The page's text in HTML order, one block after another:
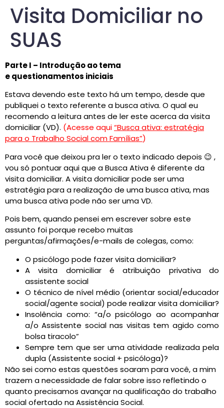
Visita Domiciliar no
SUAS
Parte I – Introdução ao tema
e questionamentos iniciais
Estava devendo este texto há um tempo, desde que
publiquei o texto referente a busca ativa. O qual eu
recomendo a leitura antes de ler este acerca da visita
domiciliar (VD). (Acesse aqui“Busca ativa: estratégia
para o Trabalho Social com Famílias”)
Para você que deixou pra ler o texto indicado depois 😉 ,
vou só pontuar aqui que a Busca Ativa é diferente da
visita domiciliar. A visita domiciliar pode ser uma
estratégia para a realização de uma busca ativa, mas
uma busca ativa pode não ser uma VD.
Pois bem, quando pensei em escrever sobre este
assunto foi porque recebo muitas
perguntas/afirmações/e-mails de colegas, como:
O psicólogo pode fazer visita domiciliar?
A visita domiciliar é atribuição privativa do
assistente social
O técnico de nível médio (orientar social/educador
social/agente social) pode realizar visita domiciliar?
Insolência como: “a/o psicólogo ao acompanhar
a/o Assistente social nas visitas tem agido como
bolsa tiracolo”
Sempre tem que ser uma atividade realizada pela
dupla (Assistente social + psicóloga)?
Não sei como estas questões soaram para você, a mim
trazem a necessidade de falar sobre isso refletindo o
quanto precisamos avançar na qualificação do trabalho
social ofertado na Assistência Social.